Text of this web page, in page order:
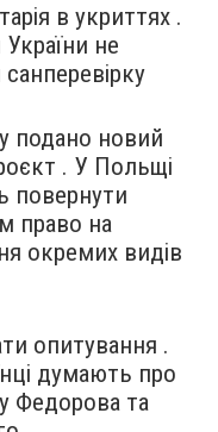
в укриттях .
України не
подано новий
. У Польщі
повернути
право на
окремих видів
опитування .
думають про
Федорова та